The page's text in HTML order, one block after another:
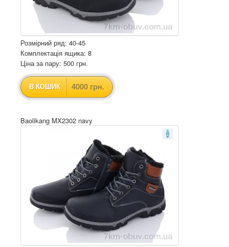
Розмірний ряд: 40-45
Комплектація ящика: 8
Ціна за пару: 500 грн.
В КОШИК 4000 грн.
Baolikang MX2302 navy